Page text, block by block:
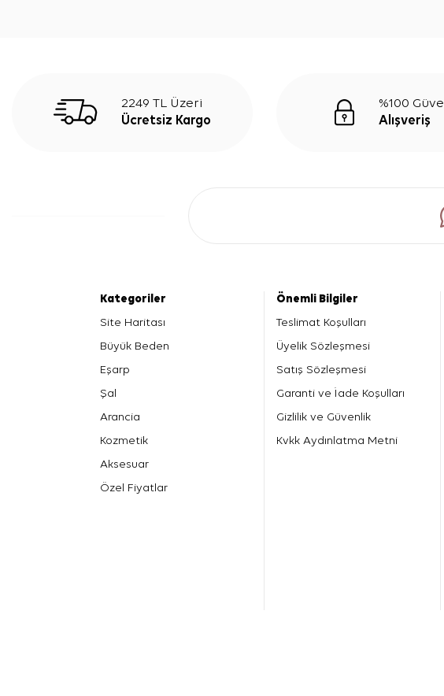
2249 TL Üzeri
Ücretsiz Kargo
%100
Alışveriş
Kategoriler
Site Haritası
Büyük Beden
Eşarp
Şal
Arancia
Kozmetik
Aksesuar
Özel Fiyatlar
Önemli Bilgiler
Teslimat Koşulları
Üyelik Sözleşmesi
Satış Sözleşmesi
Garanti ve İade Koşulları
Gizlilik ve Güvenlik
Kvkk Aydınlatma Metni